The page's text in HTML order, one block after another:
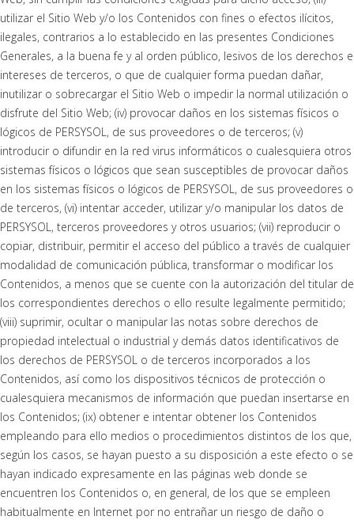
utilizar el Sitio Web y/o los Contenidos con fines o efectos ilícitos,
ilegales, contrarios a lo establecido en las presentes Condiciones
Generales, a la buena fe y al orden público, lesivos de los derechos e
intereses de terceros, o que de cualquier forma puedan dañar,
inutilizar o sobrecargar el Sitio Web o impedir la normal utilización o
disfrute del Sitio Web; (iv) provocar daños en los sistemas físicos o
lógicos de PERSYSOL, de sus proveedores o de terceros; (v)
introducir o difundir en la red virus informáticos o cualesquiera otros
sistemas físicos o lógicos que sean susceptibles de provocar daños
en los sistemas físicos o lógicos de PERSYSOL, de sus proveedores o
de terceros, (vi) intentar acceder, utilizar y/o manipular los datos de
PERSYSOL, terceros proveedores y otros usuarios; (vii) reproducir o
copiar, distribuir, permitir el acceso del público a través de cualquier
modalidad de comunicación pública, transformar o modificar los
Contenidos, a menos que se cuente con la autorización del titular de
los correspondientes derechos o ello resulte legalmente permitido;
(viii) suprimir, ocultar o manipular las notas sobre derechos de
propiedad intelectual o industrial y demás datos identificativos de
los derechos de PERSYSOL o de terceros incorporados a los
Contenidos, así como los dispositivos técnicos de protección o
cualesquiera mecanismos de información que puedan insertarse en
los Contenidos; (ix) obtener e intentar obtener los Contenidos
empleando para ello medios o procedimientos distintos de los que,
según los casos, se hayan puesto a su disposición a este efecto o se
hayan indicado expresamente en las páginas web donde se
encuentren los Contenidos o, en general, de los que se empleen
habitualmente en Internet por no entrañar un riesgo de daño o